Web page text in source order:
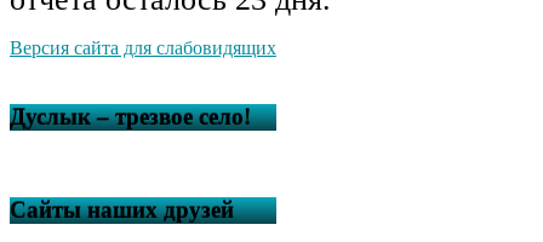
Версия сайта для слабовидящих
Дуслык – трезвое село!
Сайты наших друзей